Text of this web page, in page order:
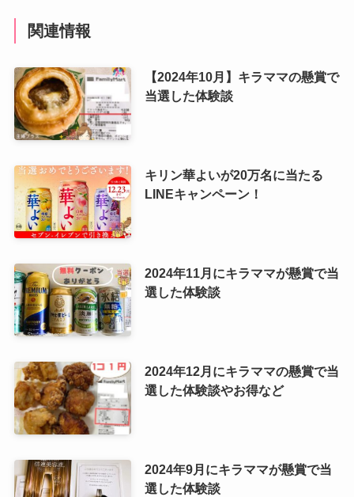
関連情報
【2024年10月】キラママの懸賞で
当選した体験談
キリン華よいが20万名に当たる
LINEキャンペーン！
2024年11月にキラママが懸賞で当
選した体験談
2024年12月にキラママの懸賞で当
選した体験談やお得など
2024年9月にキラママが懸賞で当
選した体験談